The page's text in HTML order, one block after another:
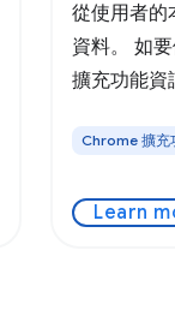
從使用者的
資料。 如
擴充功能資
最簡單的
碼應提供時
Chrome 擴充
Learn